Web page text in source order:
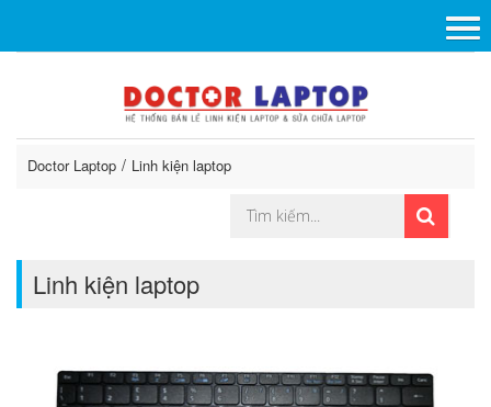
Doctor Laptop Linh kiện laptop
Linh kiện laptop